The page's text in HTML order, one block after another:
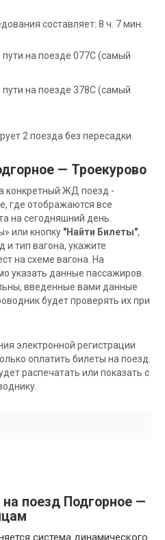
составляет: 8 ч. 7 мин.
на поезде 077С (самый
на поезде 378С (самый
2 поезда без пересадки.
— Троекурово
конкретный ЖД поезд -
где отображаются все
на сегодняшний день.
или кнопку "Найти Билеты",
тип вагона, укажите
на схеме вагона. На
указать данные пассажиров.
введенные вами данные
будет проверять их при
электронной регистрации
оплатить билеты на поезд.
распечатать или показать с
поезд Подгорное —
система динамического